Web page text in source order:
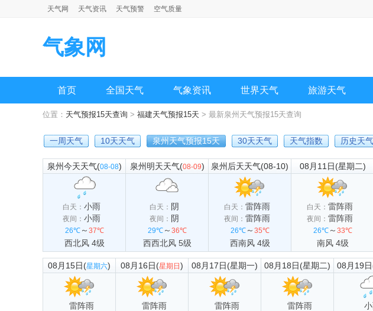
天气网 天气资讯 天气预警 空气质量
气象网
首页 全国天气 气象资讯 世界天气 旅游天气
位置： 天气预报15天查询 > 福建天气预报15天 > 最新泉州天气预报15天查询
一周天气 10天天气 泉州天气预报15天 30天天气 天气指数 历史天气
泉州今天天气(08-08)
白天： 小雨
夜间： 小雨
26℃～ 37℃
西北风 4级
泉州明天天气(08-09)
白天： 阴
夜间： 阴
29℃～ 36℃
西西北风 5级
泉州后天天气(08-10)
白天： 雷阵雨
夜间： 雷阵雨
26℃～ 35℃
西南风 4级
08月11日(星期二)
白天： 雷阵雨
夜间： 雷阵雨
26℃～ 33℃
南风 4级
08月15日(星期六)
雷阵雨
08月16日(星期日 )
雷阵雨
08月17日(星期一)
雷阵雨
08月18日(星期二)
雷阵雨
08月19